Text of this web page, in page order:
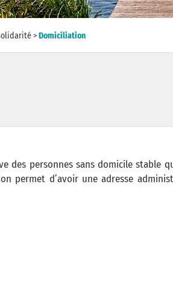
>Domiciliation
des personnes sans domicile stable
permet d’avoir une adresse